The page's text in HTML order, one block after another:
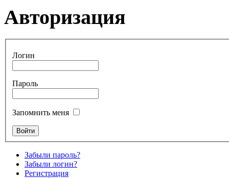
Авторизация
Логин
Пароль
Запомнить меня
Забыли пароль?
Забыли логин?
Регистрация